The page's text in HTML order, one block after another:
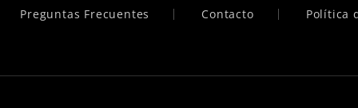
Preguntas Frecuentes Contacto Política